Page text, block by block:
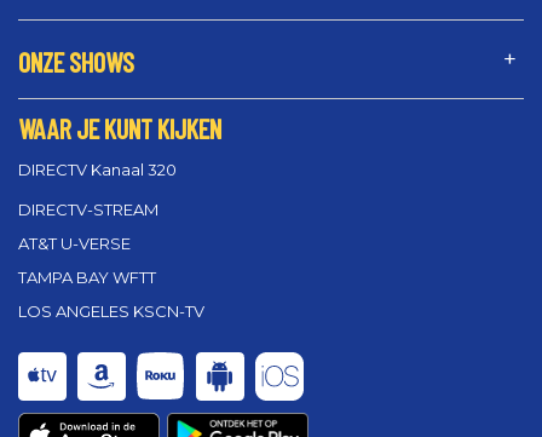
ONZE SHOWS
WAAR JE KUNT KIJKEN
DIRECTV Kanaal 320
DIRECTV-STREAM
AT&T U-VERSE
TAMPA BAY WFTT
LOS ANGELES KSCN-TV